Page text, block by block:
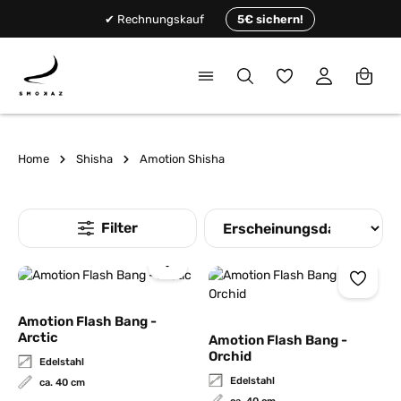
✔ Rechnungskauf 5€ sichern!
Du hast 0
Home Shisha Amotion Shisha
Amotion Flash Bang -
Arctic
Edelstahl
ca. 40 cm
Amotion Flash Bang -
Orchid
Edelstahl